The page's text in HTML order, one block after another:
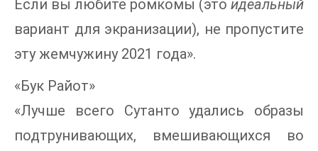
Если вы любите ромкомы (это идеальный
вариант для экранизации), не пропустите
эту жемчужину 2021 года».
«Бук Райот»
«Лучше всего Сутанто удались образы
подтрунивающих, вмешивающихся во